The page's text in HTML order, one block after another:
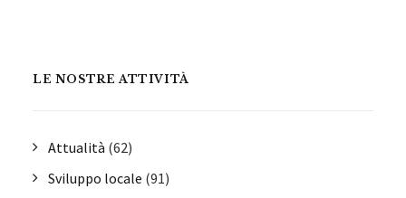
LE NOSTRE ATTIVITÀ
Attualità (62)
Sviluppo locale (91)